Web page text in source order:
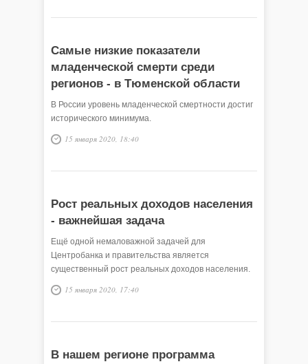
Самые низкие показатели
младенческой смерти среди
регионов - в Тюменской области
В России уровень младенческой смертности достиг
исторического минимума.
15 января 2020, 18:40
Рост реальных доходов населения
- важнейшая задача
Ещё одной немаловажной задачей для
Центробанка и правительства является
существенный рост реальных доходов населения.
15 января 2020, 17:40
В нашем регионе программа